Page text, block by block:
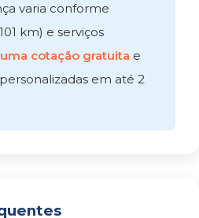
varia conforme
km) e serviços
cotação gratuita e
em até 2